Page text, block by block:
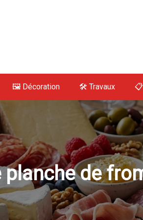
🖼️ Décoration 🛠 Travaux
planche de